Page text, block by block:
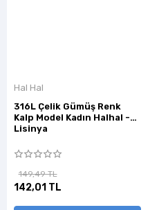
Hal Hal
316L Çelik Gümüş Renk
Kalp Model Kadın Halhal -
Lisinya
149,49 TL
142,01 TL